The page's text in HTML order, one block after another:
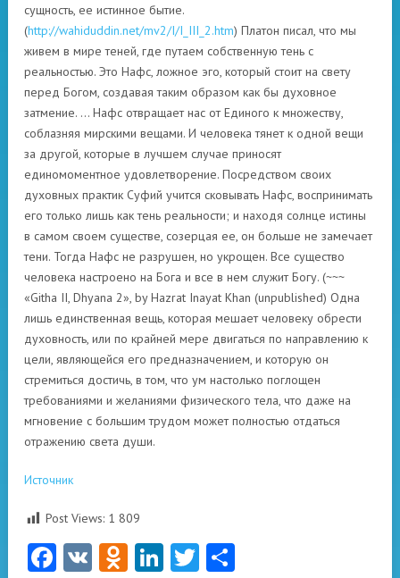
сущность, ее истинное бытие.
(http://wahiduddin.net/mv2/I/I_III_2.htm) Платон писал, что мы
живем в мире теней, где путаем собственную тень с
реальностью. Это Нафс, ложное эго, который стоит на свету
перед Богом, создавая таким образом как бы духовное
затмение. … Нафс отвращает нас от Единого к множеству,
соблазняя мирскими вещами. И человека тянет к одной вещи
за другой, которые в лучшем случае приносят
единомоментное удовлетворение. Посредством своих
духовных практик Суфий учится сковывать Нафс, воспринимать
его только лишь как тень реальности; и находя солнце истины
в самом своем существе, созерцая ее, он больше не замечает
тени. Тогда Нафс не разрушен, но укрощен. Все существо
человека настроено на Бога и все в нем служит Богу. (~~~
«Githa II, Dhyana 2», by Hazrat Inayat Khan (unpublished) Одна
лишь единственная вещь, которая мешает человеку обрести
духовность, или по крайней мере двигаться по направлению к
цели, являющейся его предназначением, и которую он
стремиться достичь, в том, что ум настолько поглощен
требованиями и желаниями физического тела, что даже на
мгновение с большим трудом может полностью отдаться
отражению света души.
Источник
Post Views: 1 809
Facebook
VK Odnoklassniki
LinkedIn
Twitter